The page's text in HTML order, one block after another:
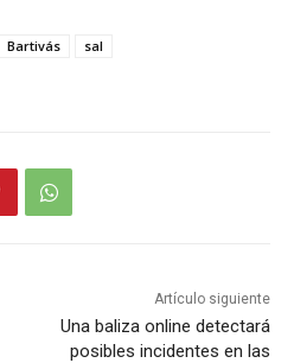
Bartivás
sal
Artículo siguiente
Una baliza online detectará
posibles incidentes en las